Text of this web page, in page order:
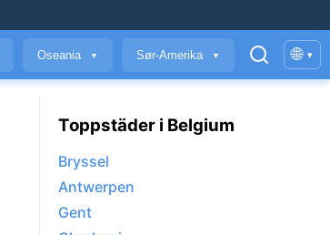
Oseania ▼ Sør-Amerika ▼ 🌐 ▾
Toppstäder i Belgium
Bryssel
Antwerpen
Gent